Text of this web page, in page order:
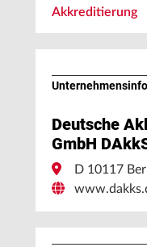
Akkreditierung
Deutsche
GmbH
D 10117